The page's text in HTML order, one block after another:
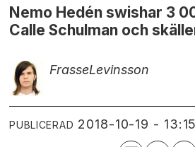
Nemo Hedén swishar 3
Calle Schulman och
FrasseLevinsson
PUBLICERAD 2018-10-19 - 13:15